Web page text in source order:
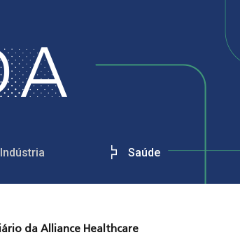
Indústria Saúde
da Alliance Healthcare